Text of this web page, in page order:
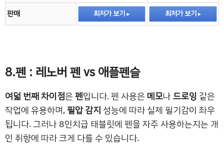
판매
최저가 보기 최저가 보기
8.펜 : 레노버 펜 vs 애플펜슬
여덟 번째 차이점은펜입니다. 펜 사용은 메모나드로잉 같은
작업에 유용하며,필압 감지 성능에 따라 실제 필기감이 좌우
됩니다. 그러나 8인치급 태블릿에 펜을 자주 사용하는지는 개
인 취향에 따라 크게 다를 수 있습니다.